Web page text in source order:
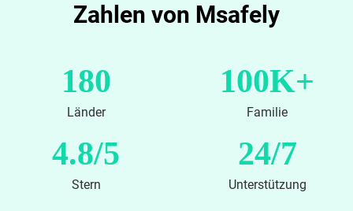
Zahlen von Msafely
180
Länder
100K+
Familie
4.8/5
Stern
24/7
Unterstützung